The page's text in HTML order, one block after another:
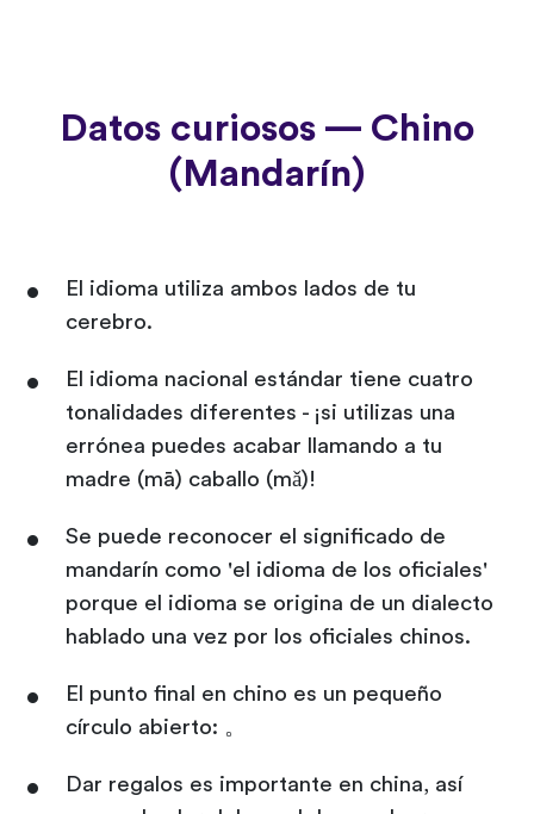
Datos curiosos — Chino
(Mandarín)
El idioma utiliza ambos lados de tu
cerebro.
El idioma nacional estándar tiene cuatro
tonalidades diferentes - ¡si utilizas una
errónea puedes acabar llamando a tu
madre (mā) caballo (mǎ)!
Se puede reconocer el significado de
mandarín como 'el idioma de los oficiales'
porque el idioma se origina de un dialecto
hablado una vez por los oficiales chinos.
El punto final en chino es un pequeño
círculo abierto: 。
Dar regalos es importante en china, así